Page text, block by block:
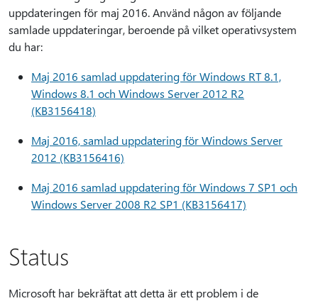
uppdateringen för maj 2016. Använd någon av följande
samlade uppdateringar, beroende på vilket operativsystem
du har:
Maj 2016 samlad uppdatering för Windows RT 8.1,
Windows 8.1 och Windows Server 2012 R2
(KB3156418)
Maj 2016, samlad uppdatering för Windows Server
2012 (KB3156416)
Maj 2016 samlad uppdatering för Windows 7 SP1 och
Windows Server 2008 R2 SP1 (KB3156417)
Status
Microsoft har bekräftat att detta är ett problem i de